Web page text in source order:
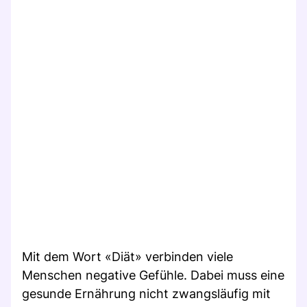
Mit dem Wort «Diät» verbinden viele
Menschen negative Gefühle. Dabei muss eine
gesunde Ernährung nicht zwangsläufig mit